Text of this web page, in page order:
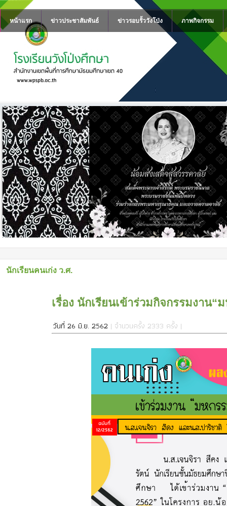
หน้าแรก ข่าวประชาสัมพันธ์ ข่าวรอบรั้ววังโป่ง ภาพกิจกรรม
าถ
ถวาย
นักเรียนคนเก่ง ว.ศ.
เรื่อง นักเรียนเข้าร่วมกิจกรรมงาน“
วันที่ 26 มิ.ย. 2562 | จำนวนครั้ง 2333 ครั้ง |